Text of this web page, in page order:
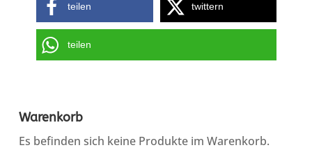
teilen twittern
teilen
Warenkorb
Es befinden sich keine Produkte im Warenkorb.